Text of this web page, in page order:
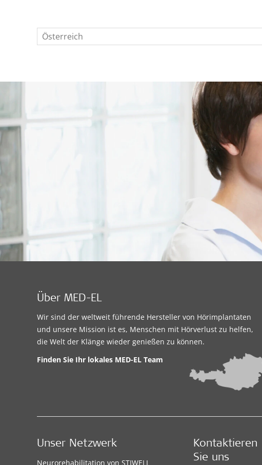
Österreich
Über MED-EL
Wir sind der weltweit führende Hersteller von Hörimplantaten
und unsere Mission ist es, Menschen mit Hörverlust zu helfen,
die Welt der Klänge wieder genießen zu können.
Finden Sie Ihr lokales MED-EL Team
Unser Netzwerk
Neurorehabilitation von STIWELL
Kontaktieren
Sie uns